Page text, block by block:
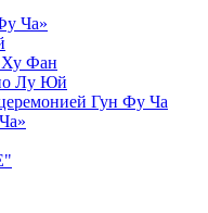
Ча»
Ху Фан
Лу Юй
Гун Фу Ча